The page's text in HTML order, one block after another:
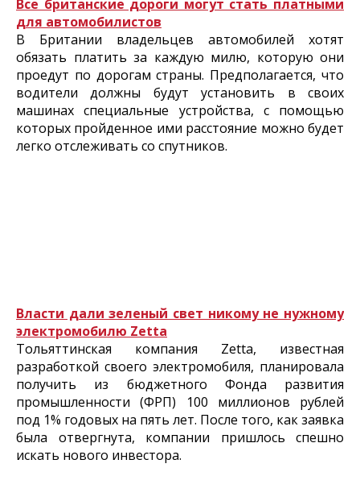
Все британские дороги могут стать платными
для автомобилистов
В Британии владельцев автомобилей хотят
обязать платить за каждую милю, которую они
проедут по дорогам страны. Предполагается, что
водители должны будут установить в своих
машинах специальные устройства, с помощью
которых пройденное ими расстояние можно будет
легко отслеживать со спутников.
Власти дали зеленый свет никому не нужному
электромобилю Zetta
Тольяттинская компания Zetta, известная
разработкой своего электромобиля, планировала
получить из бюджетного Фонда развития
промышленности (ФРП) 100 миллионов рублей
под 1% годовых на пять лет. После того, как заявка
была отвергнута, компании пришлось спешно
искать нового инвестора.